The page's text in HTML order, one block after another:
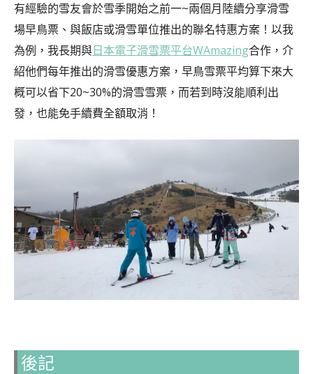
有經驗的雪友會於雪季開始之前一~兩個月陸續分享滑雪
場早鳥票、與飯店或滑雪單位推出的聯名特惠方案！以我
為例，我長期與日本電子滑雪票平台WAmazing合作，介
紹他們每年推出的滑雪優惠方案，早鳥雪票平均算下來大
概可以省下20~30%的滑雪雪票，而若到時沒能順利出
發，也能免手續費全額取消！
後記